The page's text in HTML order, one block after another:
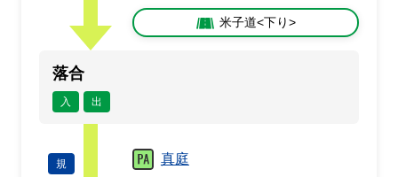
米子道<下り>
落合
入 出
規 真庭